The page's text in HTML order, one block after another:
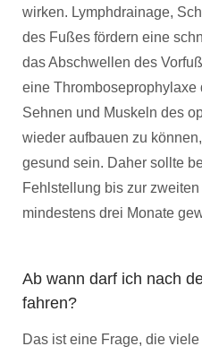
wirken. Lymphdrainage,
des Fußes fördern eine
das Abschwellen des
eine Thromboseprophylaxe
Sehnen und Muskeln des
wieder aufbauen zu
gesund sein. Daher sollte
Fehlstellung bis zur
mindestens drei Monate
Ab wann darf ich nach
fahren?
Das ist eine Frage, die